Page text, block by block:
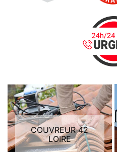
COUVREUR 42
LOIRE